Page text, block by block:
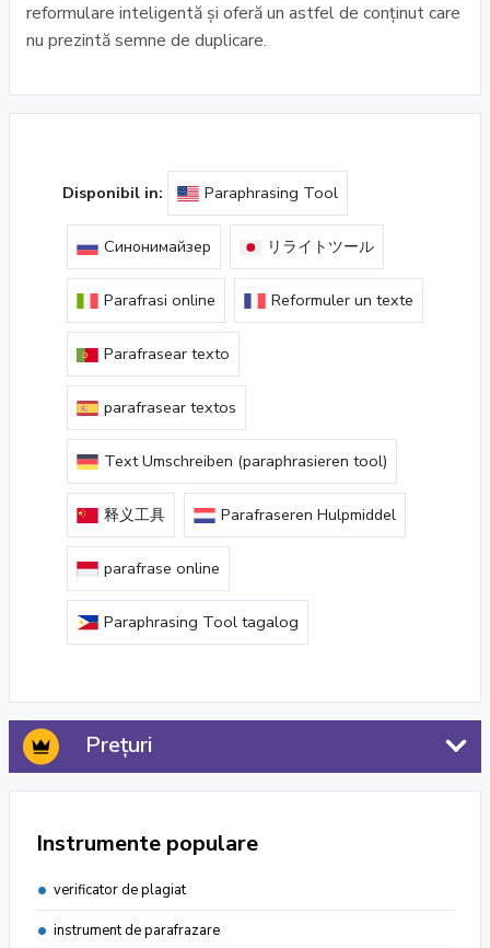
reformulare inteligentă și oferă un astfel de conținut care
nu prezintă semne de duplicare.
Disponibil in: Paraphrasing Tool
Синонимайзер リライトツール
Parafrasi online Reformuler un texte
Parafrasear texto
parafrasear textos
Text Umschreiben (paraphrasieren tool)
释义工具 Parafraseren Hulpmiddel
parafrase online
Paraphrasing Tool tagalog
Prețuri
Instrumente populare
verificator de plagiat
instrument de parafrazare